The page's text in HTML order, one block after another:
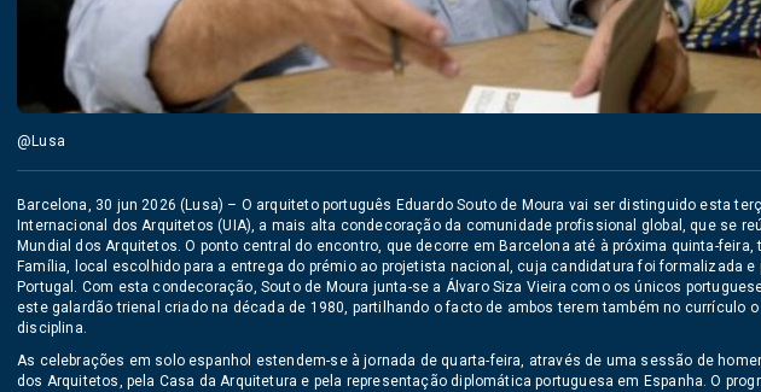
@Lusa
Barcelona, 30 jun 2026 (Lusa) – O arquiteto português Eduardo Souto de Moura vai ser distinguido esta
Internacional dos Arquitetos (UIA), a mais alta condecoração da comunidade profissional global, que se
Mundial dos Arquitetos. O ponto central do encontro, que decorre em Barcelona até à próxima quinta-
Família, local escolhido para a entrega do prémio ao projetista nacional, cuja candidatura foi formalizada
Portugal. Com esta condecoração, Souto de Moura junta-se a Álvaro Siza Vieira como os únicos
este galardão trienal criado na década de 1980, partilhando o facto de ambos terem também no currículo o
disciplina.
As celebrações em solo espanhol estendem-se à jornada de quarta-feira, através de uma sessão de
dos Arquitetos, pela Casa da Arquitetura e pela representação diplomática portuguesa em Espanha. O